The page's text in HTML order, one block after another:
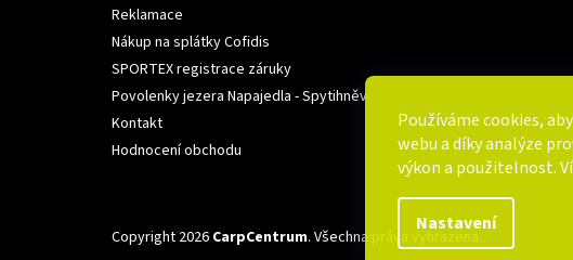
Používáme cookies,
webu a díky analýze
výkon a použitelnost.
Nastavení
Reklamace
Nákup na splátky Cofidis
SPORTEX registrace záruky
Povolenky jezera Napajedla - Spytihněv
Kontakt
Hodnocení obchodu
Copyright 2026 CarpCentrum. Všechna práva vyhrazena.